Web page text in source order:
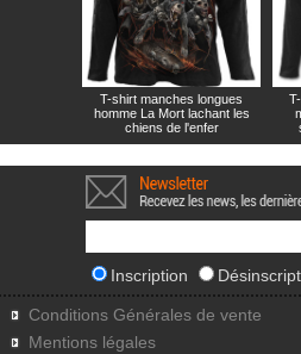
T-shirt manches longues
homme La Mort lachant les
chiens de l'enfer
Inscription
Conditions Générales de vente
Mentions légales